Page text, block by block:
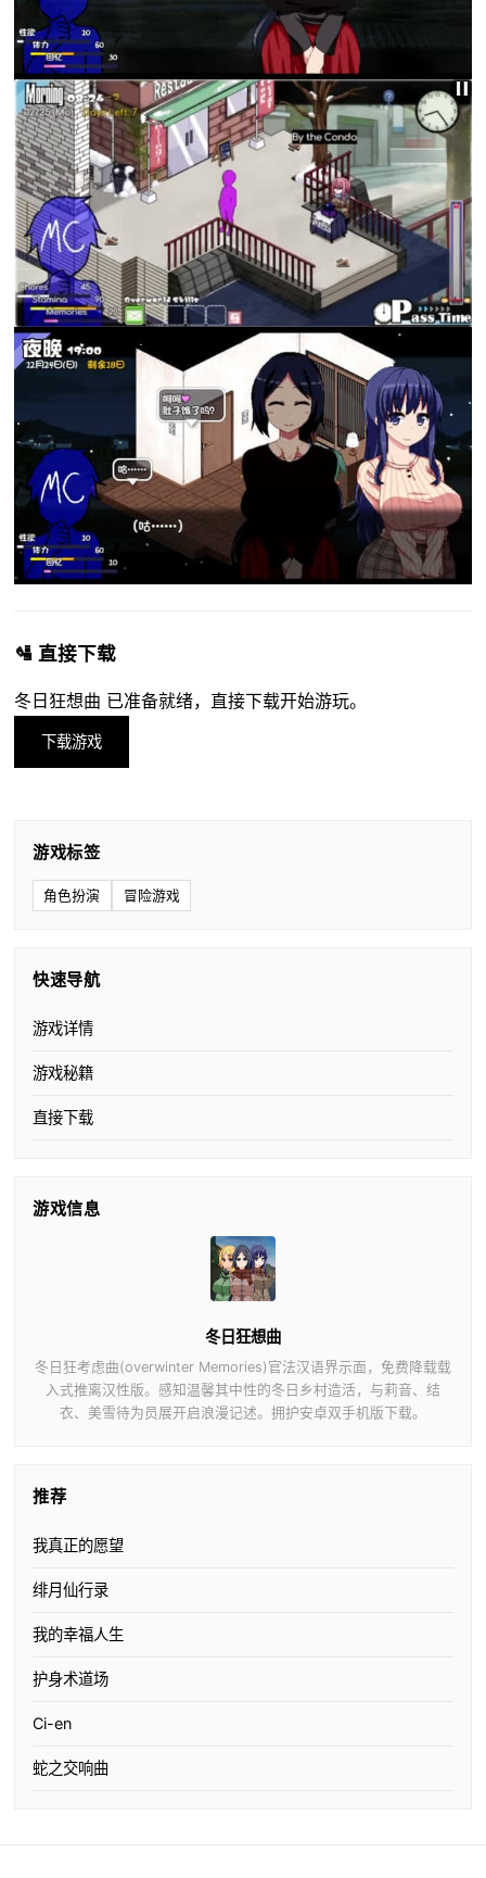
🛂 直接下载
冬日狂想曲 已准备就绪，直接下载开始游玩。
下载游戏
游戏标签
角色扮演 冒险游戏
快速导航
游戏详情
游戏秘籍
直接下载
游戏信息
冬日狂想曲
冬日狂考虑曲(overwinter Memories)官法汉语界示面，免费降载载
入式推离汉性版。感知温馨其中性的冬日乡村造活，与莉音、结
衣、美雪待为员展开启浪漫记述。拥护安卓双手机版下载。
推荐
我真正的愿望
绯月仙行录
我的幸福人生
护身术道场
Ci-en
蛇之交响曲